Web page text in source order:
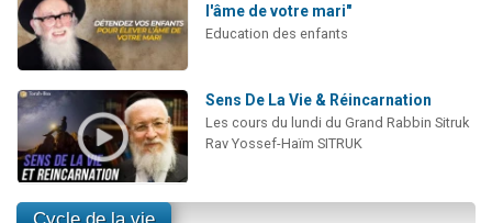
l'âme de votre mari"
Education des enfants
Sens De La Vie & Réincarnation
Les cours du lundi du Grand Rabbin Sitruk
Rav Yossef-Haïm SITRUK